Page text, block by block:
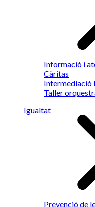
Informació i
Càritas
Intermediació
Taller
Igualtat
Prevenció de